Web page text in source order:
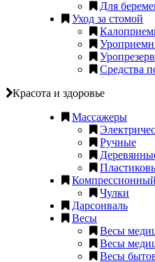
Для
Уход за стомой
Средства
Красота и здоровье
Массажеры
Ручные
Чулки
Дарсонваль
Весы
Весы
Весы
Весы